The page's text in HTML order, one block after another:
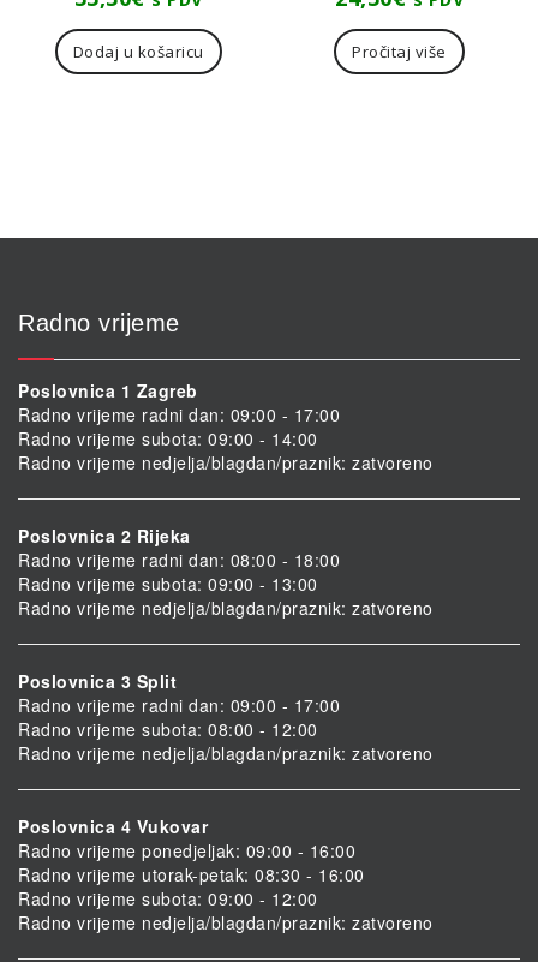
Dodaj u košaricu Pročitaj više
Radno vrijeme
Poslovnica 1 Zagreb
Radno vrijeme radni dan: 09:00 - 17:00
Radno vrijeme subota: 09:00 - 14:00
Radno vrijeme nedjelja/blagdan/praznik: zatvoreno
Poslovnica 2 Rijeka
Radno vrijeme radni dan: 08:00 - 18:00
Radno vrijeme subota: 09:00 - 13:00
Radno vrijeme nedjelja/blagdan/praznik: zatvoreno
Poslovnica 3 Split
Radno vrijeme radni dan: 09:00 - 17:00
Radno vrijeme subota: 08:00 - 12:00
Radno vrijeme nedjelja/blagdan/praznik: zatvoreno
Poslovnica 4 Vukovar
Radno vrijeme ponedjeljak: 09:00 - 16:00
Radno vrijeme utorak-petak: 08:30 - 16:00
Radno vrijeme subota: 09:00 - 12:00
Radno vrijeme nedjelja/blagdan/praznik: zatvoreno